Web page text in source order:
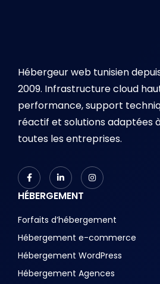
Hébergeur web tunisien
2009. Infrastructure cloud
performance, support
réactif et solutions adaptées
toutes les entreprises.
HÉBERGEMENT
Forfaits d’hébergement
Hébergement e-commerce
Hébergement WordPress
Hébergement Agences